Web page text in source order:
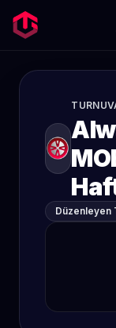
Düzenleyen